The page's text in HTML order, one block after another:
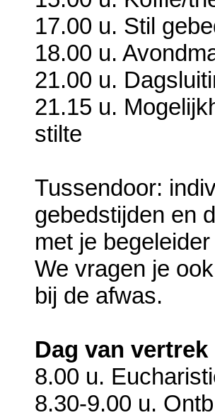
17.00 u. Stil
18.00 u.
21.00 u.
21.15 u.
stilte
Tussendoor:
gebedstijden en
met je begeleider
We vragen je
bij de afwas.
Dag van vertrek
8.00 u.
8.30-9.00 u.